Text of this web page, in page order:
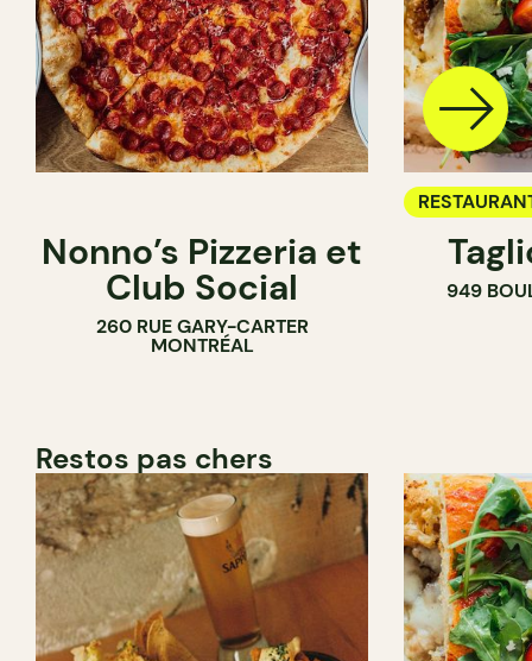
Nonno’s Pizzeria et
Club Social
260 RUE GARY-CARTER
MONTRÉAL
949
Restos pas chers